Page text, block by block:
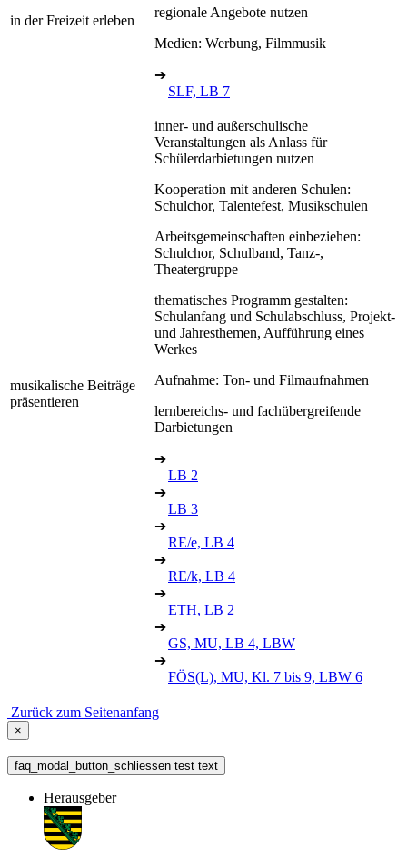
in der Freizeit erleben
regionale Angebote nutzen
Medien: Werbung, Filmmusik
➔
SLF, LB 7
musikalische Beiträge
präsentieren
inner- und außerschulische
Veranstaltungen als Anlass für
Schülerdarbietungen nutzen
Kooperation mit anderen Schulen:
Schulchor, Talentefest, Musikschulen
Arbeitsgemeinschaften einbeziehen:
Schulchor, Schulband, Tanz-,
Theatergruppe
thematisches Programm gestalten:
Schulanfang und Schulabschluss, Projekt-
und Jahresthemen, Aufführung eines
Werkes
Aufnahme: Ton- und Filmaufnahmen
lernbereichs- und fachübergreifende
Darbietungen
➔
LB 2
➔
LB 3
➔
RE/e, LB 4
➔
RE/k, LB 4
➔
ETH, LB 2
➔
GS, MU, LB 4, LBW
➔
FÖS(L), MU, Kl. 7 bis 9, LBW 6
Zurück zum Seitenanfang
×
faq_modal_button_schliessen test text
Herausgeber